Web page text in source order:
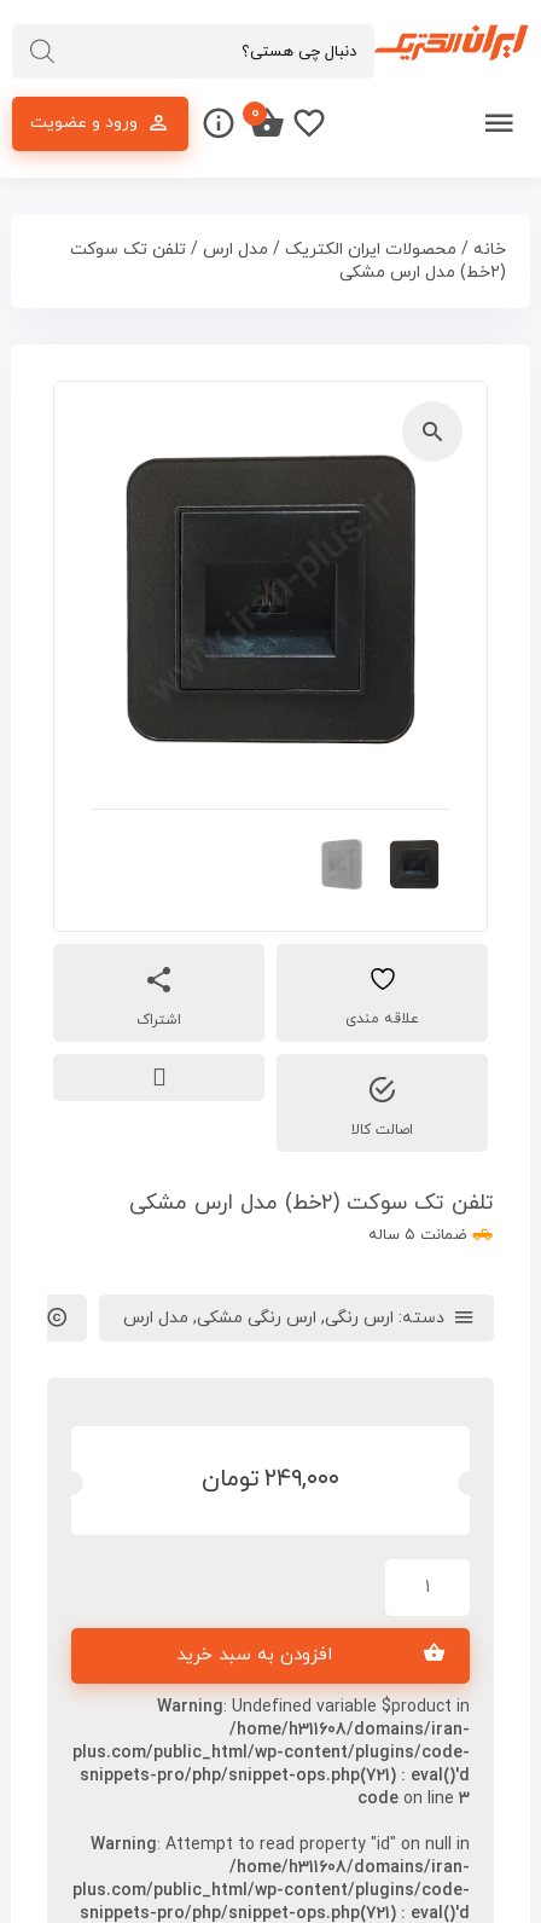
ورود و عضویت ۰
خانه / محصولات ایران الکتریک/ مدل ارس/ تلفن تک سوکت
(۲خط) مدل ارس مشکی
اشتراک
اصالت کالا
تلفن تک سوکت (۲خط) مدل ارس مشکی
ضمانت ۵ ساله
دسته: ارس رنگی, ارس رنگی مشکی, مدل ارس
۲۴۹,۰۰۰تومان
افزودن به سبد خرید
Warning: Undefined variable $product in
/home/h311608/domains/iran-
plus.com/public_html/wp-content/plugins/code-
snippets-pro/php/snippet-ops.php(721) : eval()'d
code on line۳
Warning: Attempt to read property "id" on null in
/home/h311608/domains/iran-
plus.com/public_html/wp-content/plugins/code-
snippets-pro/php/snippet-ops.php(721) : eval()'d